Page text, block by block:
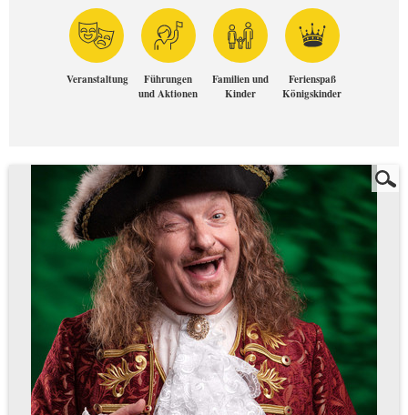
Veranstaltung
Führungen
und Aktionen
Familien und
Kinder
Ferienspaß
Königskinder